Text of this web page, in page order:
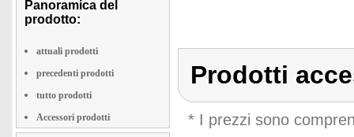
Panoramica del
prodotto:
attuali prodotti
precedenti prodotti
tutto prodotti
Accessori prodotti
Prodotti
* I prezzi sono